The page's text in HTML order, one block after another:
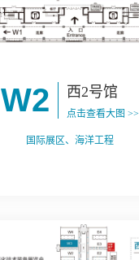
W2 西2号馆
点击查看大图 >>
国际展区、海洋工程